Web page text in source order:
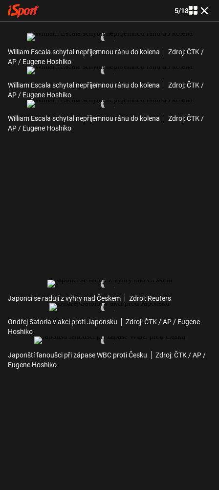
5/18
William Escala schytal nepříjemnou ránu do kolena
Zdroj: ČTK /
AP / Eugene Hoshiko
William Escala schytal nepříjemnou ránu do kolena
Zdroj: ČTK /
AP / Eugene Hoshiko
William Escala schytal nepříjemnou ránu do kolena
Zdroj: ČTK /
AP / Eugene Hoshiko
Japonci se radují z výhry nad Českem Zdroj: Reuters
Ondřej Satoria v akci proti Japonsku
Zdroj: ČTK / AP / Eugene
Hoshiko
Japonští fanoušci při zápase WBC proti Česku
Zdroj: ČTK / AP /
Eugene Hoshiko